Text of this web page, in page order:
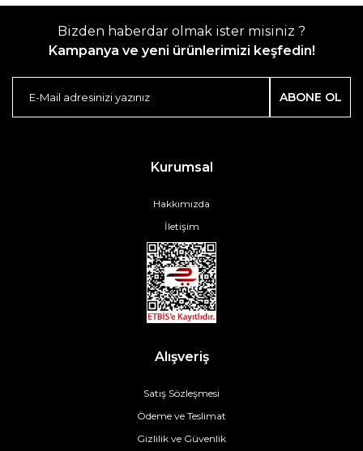
Bizden haberdar olmak ister misiniz ?
Kampanya ve yeni ürünlerimizi keşfedin!
ABONE OL
Kurumsal
Hakkımızda
İletişim
Alışveriş
Satış Sözleşmesi
Ödeme ve Teslimat
Gizlilik ve Güvenlik